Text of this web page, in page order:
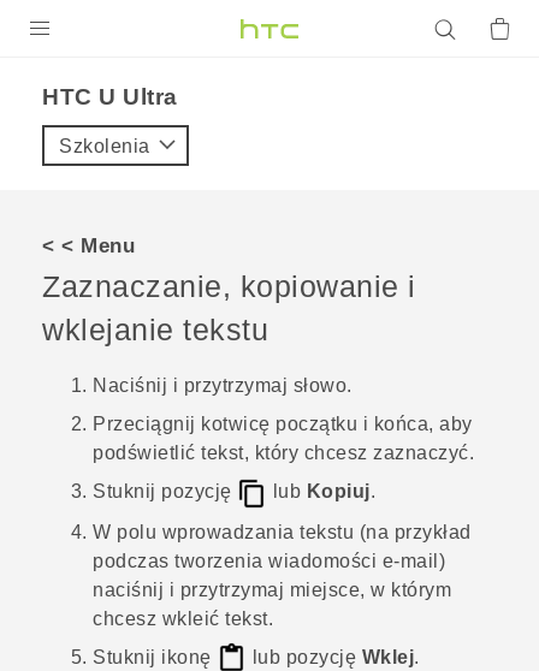
VIVE
VIVERSE
POMOC TECHNICZNA
Urządzenia i akcesoria HTC
Zaloguj się
HTC U Ultra‎
Szkolenia
< < Menu
Zaznaczanie, kopiowanie i
wklejanie tekstu
Naciśnij i przytrzymaj słowo.
Przeciągnij kotwicę początku i końca, aby
podświetlić tekst, który chcesz zaznaczyć.
Stuknij pozycję
lub Kopiuj.
W polu wprowadzania tekstu (na przykład
podczas tworzenia wiadomości e-mail)
naciśnij i przytrzymaj miejsce, w którym
chcesz wkleić tekst.
Stuknij ikonę
lub pozycję Wklej.